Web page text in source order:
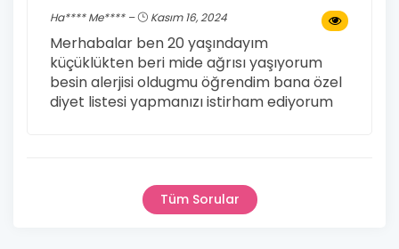
Ha**** Me**** – Kasım 16, 2024
Merhabalar ben 20 yaşındayım
küçüklükten beri mide ağrısı yaşıyorum
besin alerjisi oldugmu öğrendim bana özel
diyet listesi yapmanızı istirham ediyorum
Tüm Sorular